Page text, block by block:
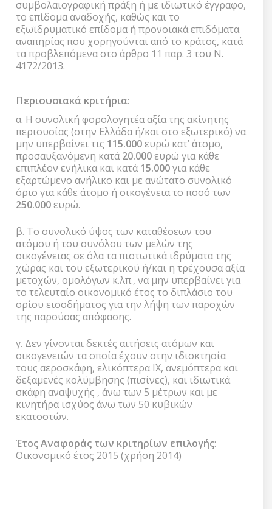
συμβολαιογραφική πράξη ή με ιδιωτικό έγγραφο,
το επίδομα αναδοχής, καθώς και το
εξωϊδρυματικό επίδομα ή προνοιακά επιδόματα
αναπηρίας που χορηγούνται από το κράτος, κατά
τα προβλεπόμενα στο άρθρο 11 παρ. 3 του Ν.
4172/2013.
Περιουσιακά κριτήρια:
α. Η συνολική φορολογητέα αξία της ακίνητης
περιουσίας (στην Ελλάδα ή/και στο εξωτερικό) να
μην υπερβαίνει τις 115.000ευρώ κατ’ άτομο,
προσαυξανόμενη κατά20.000ευρώ για κάθε
επιπλέον ενήλικα και κατά15.000για κάθε
εξαρτώμενο ανήλικο και με ανώτατο συνολικό
όριο για κάθε άτομο ή οικογένεια το ποσό των
250.000ευρώ.
β. Το συνολικό ύψος των καταθέσεων του
ατόμου ή του συνόλου των μελών της
οικογένειας σε όλα τα πιστωτικά ιδρύματα της
χώρας και του εξωτερικού ή/και η τρέχουσα αξία
μετοχών, ομολόγων κ.λπ., να μην υπερβαίνει για
το τελευταίο οικονομικό έτος το διπλάσιο του
ορίου εισοδήματος για την λήψη των παροχών
της παρούσας απόφασης.
γ. Δεν γίνονται δεκτές αιτήσεις ατόμων και
οικογενειών τα οποία έχουν στην ιδιοκτησία
τους αεροσκάφη, ελικόπτερα IX, ανεμόπτερα και
δεξαμενές κολύμβησης (πισίνες), και ιδιωτικά
σκάφη αναψυχής , άνω των 5 μέτρων και με
κινητήρα ισχύος άνω των 50 κυβικών
εκατοστών.
Έτος Αναφοράς των κριτηρίων επιλογής:
Οικονομικό έτος 2015 (χρήση 2014)